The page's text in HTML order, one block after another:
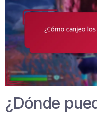
¿Dónde